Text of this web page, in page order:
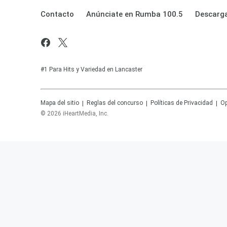
Contacto Anúnciate en Rumba 100.5
#1 Para Hits y Variedad en Lancaster
Mapa del sitio Reglas del concurso Políticas de Privacidad
© 2026 iHeartMedia, Inc.